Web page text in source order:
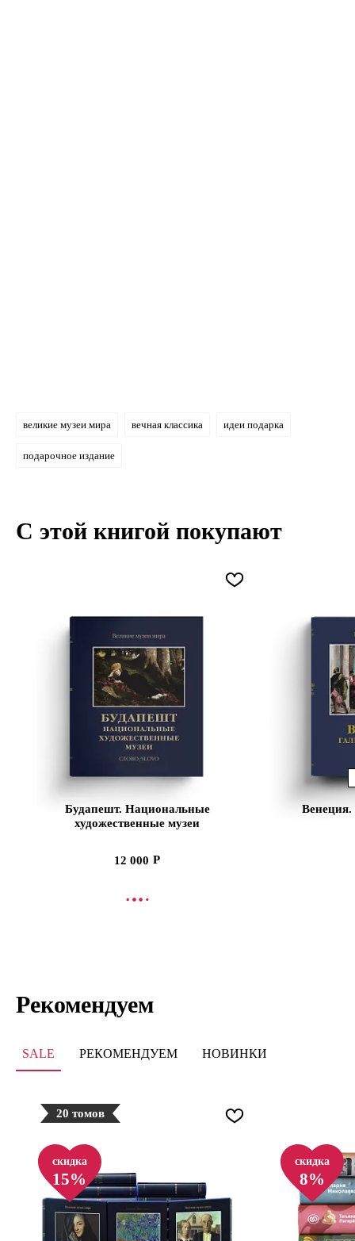
великие музеи мира вечная классика идеи подарка
подарочное издание
С этой книгой покупают
Будапешт. Национальные
художественные музеи
12 000
В КОРЗИНУ
Венеция.
Рекомендуем
SALE РЕКОМЕНДУЕМ НОВИНКИ
20 томов
скидка
15%
скидка
8%